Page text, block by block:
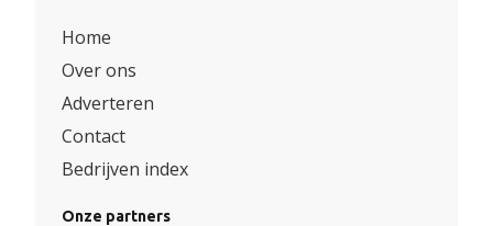
Home
Over ons
Adverteren
Contact
Bedrijven index
Onze partners